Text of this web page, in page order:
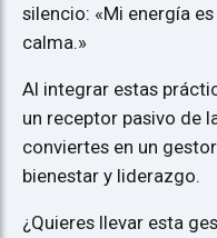
silencio: «Mi energía
calma.»
Al integrar estas
un receptor pasivo de
conviertes en un
bienestar y liderazgo.
¿Quieres llevar esta